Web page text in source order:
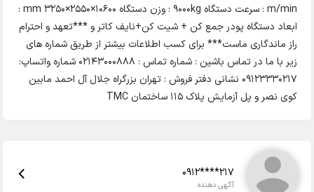
m/min : سرعت دستگاه ۹۰۰۰kg : وزن دستگاه 10600×۲۵۵۰×۳۲۵۰ mm :
ابعاد دستگاه پودر جمع کن + شیت کن+نایف کاتر و ***تعهد و احترام
راز ماندگاری ماست*** برای کسب اطلاعات بیشتر از طریق شماره های
زیر با ما در تماس باشین : شماره تماس : 02143000888 شماره واتساپ:
09123330217 نشانی دفتر فروش : تهران بزرگراه جلال آل احمد مابین
کوی نصر و پل آزمایش پلاک 115 ساختمان TMC
0912****217
آگهی دهنده